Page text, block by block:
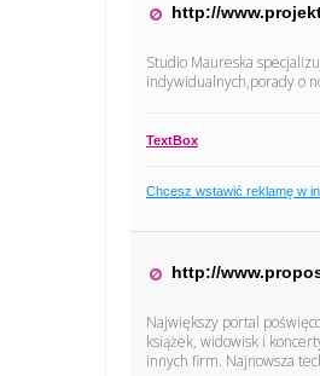
http://
Studio Maureska
indywidualnych,porady o
TextBox
Chcesz wstawić reklamę w
http://
Największy portal
książek, widowisk i
innych firm. Najnowsza